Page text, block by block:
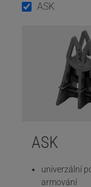
ASK
ASK
univerzální
armování